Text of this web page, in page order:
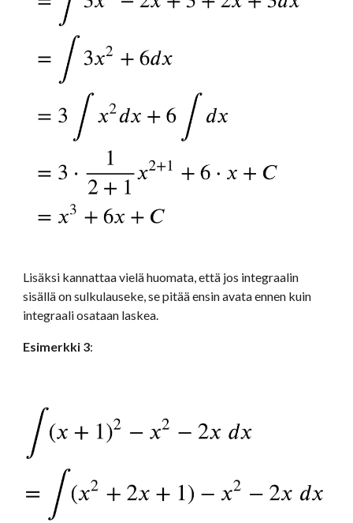
Lisäksi kannattaa vielä huomata, että jos integraalin
sisällä on sulkulauseke, se pitää ensin avata ennen kuin
integraali osataan laskea.
Esimerkki 3: